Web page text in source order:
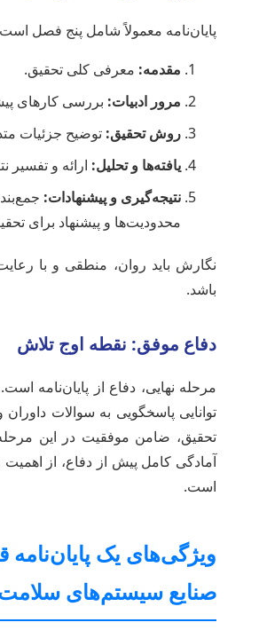
پایان‌نامه معمولاً شامل پنج فصل
مقدمه: معرفی کلی تحقیق.
مرور ادبیات: بررسی کارهای
روش تحقیق: توضیح جزئیات
یافته‌ها و تحلیل: ارائه و تفسیر
نتیجه‌گیری و پیشنهادات:
محدودیت‌ها و پیشنهاد برای
نگارش باید روان، منطقی و با
باشد.
دفاع موفق: نقطه اوج تلاش
مرحله نهایی، دفاع از پایان‌نامه
توانایی پاسخگویی به سوالات داوران و
تحقیق، ضامن موفقیت در این
آمادگی کامل پیش از دفاع، از اهمیت
است.
ویژگی‌های یک پایان‌نامه
صنایع سیستم‌های